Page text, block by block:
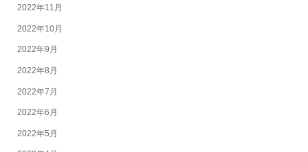
2022年11月
2022年10月
2022年9月
2022年8月
2022年7月
2022年6月
2022年5月